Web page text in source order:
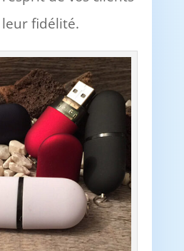
fidélité.